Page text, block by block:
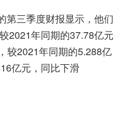
第三季度财报显示，他们
2021年同期的37.78亿元
较2021年同期的5.288亿
亿元，同比下滑